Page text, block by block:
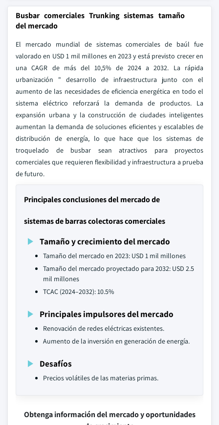
Busbar comerciales Trunking sistemas tamaño
del mercado
El mercado mundial de sistemas comerciales de baúl fue
valorado en USD 1 mil millones en 2023 y está previsto crecer en
una CAGR de más del 10,5% de 2024 a 2032. La rápida
urbanización " desarrollo de infraestructura junto con el
aumento de las necesidades de eficiencia energética en todo el
sistema eléctrico reforzará la demanda de productos. La
expansión urbana y la construcción de ciudades inteligentes
aumentan la demanda de soluciones eficientes y escalables de
distribución de energía, lo que hace que los sistemas de
troquelado de busbar sean atractivos para proyectos
comerciales que requieren flexibilidad y infraestructura a prueba
de futuro.
Principales conclusiones del mercado de
sistemas de barras colectoras comerciales
Tamaño y crecimiento del mercado
Tamaño del mercado en 2023: USD 1 mil millones
Tamaño del mercado proyectado para 2032: USD 2.5
mil millones
TCAC (2024–2032): 10.5%
Principales impulsores del mercado
Renovación de redes eléctricas existentes.
Aumento de la inversión en generación de energía.
Desafíos
Precios volátiles de las materias primas.
Obtenga información del mercado y oportunidades